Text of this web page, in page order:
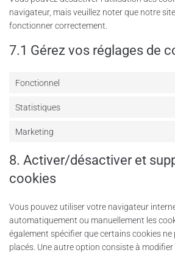
navigateur, mais veuillez noter que notre
fonctionner correctement.
7.1 Gérez vos réglages de
Fonctionnel
Statistiques
Marketing
8. Activer/désactiver et
cookies
Vous pouvez utiliser votre navigateur
automatiquement ou manuellement les
également spécifier que certains cookies ne
placés. Une autre option consiste à